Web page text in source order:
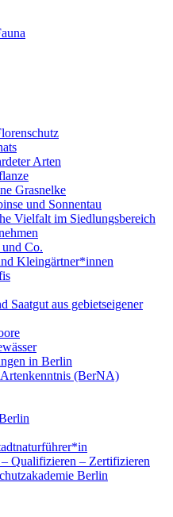
Arten
Grasnelke
und Sonnentau
Vielfalt im Siedlungsbereich
Co.
Kleingärtner*innen
Saatgut aus gebietseigener
in Berlin
(BerNA)
Qualifizieren – Zertifizieren
Berlin